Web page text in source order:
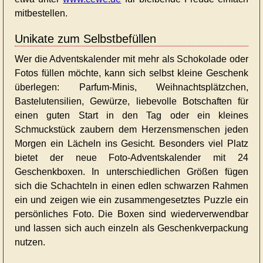
mitbestellen.
Unikate zum Selbstbefüllen
Wer die Adventskalender mit mehr als Schokolade oder
Fotos füllen möchte, kann sich selbst kleine Geschenk
überlegen: Parfum-Minis, Weihnachtsplätzchen,
Bastelutensilien, Gewürze, liebevolle Botschaften für
einen guten Start in den Tag oder ein kleines
Schmuckstück zaubern dem Herzensmenschen jeden
Morgen ein Lächeln ins Gesicht. Besonders viel Platz
bietet der neue Foto-Adventskalender mit 24
Geschenkboxen. In unterschiedlichen Größen fügen
sich die Schachteln in einen edlen schwarzen Rahmen
ein und zeigen wie ein zusammengesetztes Puzzle ein
persönliches Foto. Die Boxen sind wiederverwendbar
und lassen sich auch einzeln als Geschenkverpackung
nutzen.